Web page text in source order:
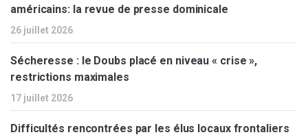
américains: la revue de presse dominicale
26 juillet 2026
Sécheresse : le Doubs placé en niveau « crise »,
restrictions maximales
17 juillet 2026
Difficultés rencontrées par les élus locaux frontaliers